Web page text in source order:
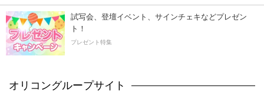
試写会、登壇イベント、サインチェキなどプレゼン
ト！
プレゼント特集
オリコングループサイト